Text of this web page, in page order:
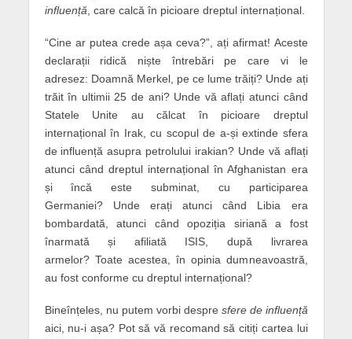
influență, care calcă în picioare dreptul internațional.
“Cine ar putea crede așa ceva?”, ați afirmat! Aceste
declarații ridică niște întrebări pe care vi le
adresez: Doamnă Merkel, pe ce lume trăiți? Unde ați
trăit în ultimii 25 de ani? Unde vă aflați atunci când
Statele Unite au călcat în picioare dreptul
internațional în Irak, cu scopul de a-și extinde sfera
de influență asupra petrolului irakian? Unde vă aflați
atunci când dreptul internațional în Afghanistan era
și încă este subminat, cu participarea
Germaniei? Unde erați atunci când Libia era
bombardată, atunci când opoziția siriană a fost
înarmată și afiliată ISIS, după livrarea
armelor? Toate acestea, în opinia dumneavoastră,
au fost conforme cu dreptul internațional?
Bineînțeles, nu putem vorbi despre sfere de influență
aici, nu-i așa? Pot să vă recomand să citiți cartea lui